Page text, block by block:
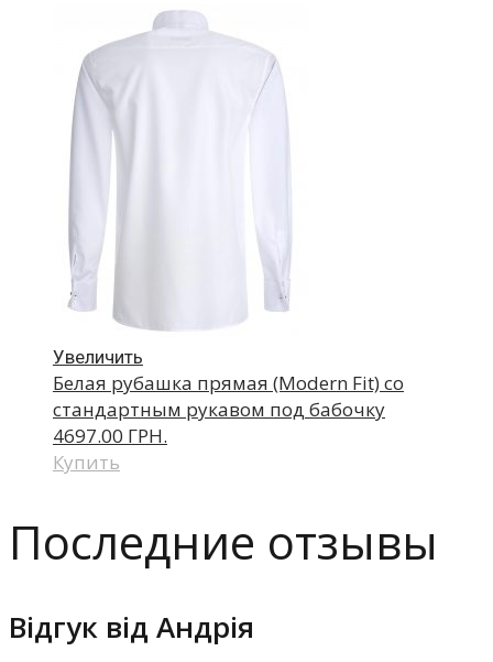
Увеличить
Белая рубашка прямая (Modern Fit) со
стандартным рукавом под бабочку
4697.00 ГРН.
Купить
Последние отзывы
Відгук від Андрія